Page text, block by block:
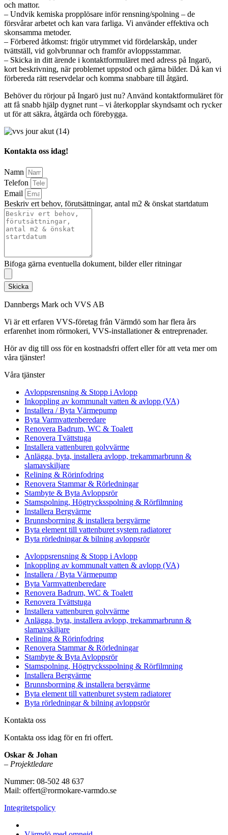
och mattor.
– Undvik kemiska propplösare inför rensning/spolning – de
försvårar arbetet och kan vara farliga. Vi använder effektiva och
skonsamma metoder.
– Förbered åtkomst: frigör utrymmet vid fördelarskåp, under
tvättställ, vid golvbrunnar och framför avloppsstammar.
– Skicka in ditt ärende i kontaktformuläret med adress på Ingarö,
kort beskrivning, när problemet uppstod och gärna bilder. Då kan vi
förbereda rätt reservdelar och komma snabbare till åtgärd.
Behöver du rörjour på Ingarö just nu? Använd kontaktformuläret för
att få snabb hjälp dygnet runt – vi återkopplar skyndsamt och rycker
ut för att säkra, åtgärda och förebygga.
Kontakta oss idag!
Namn
Telefon
Email
Beskriv ert behov, förutsättningar, antal m2 & önskat startdatum
Bifoga gärna eventuella dokument, bilder eller ritningar
Skicka
Dannbergs Mark och VVS AB
Vi är ett erfaren VVS-företag från Värmdö som har flera års
erfarenhet inom rörmokeri, VVS-installationer & entreprenader.
Hör av dig till oss för en kostnadsfri offert eller för att veta mer om
våra tjänster!
Våra tjänster
Avloppsrensning & Stopp i Avlopp
Inkoppling av kommunalt vatten & avlopp (VA)
Installera / Byta Värmepump
Byta Varmvattenberedare
Renovera Badrum, WC & Toalett
Renovera Tvättstuga
Installera vattenburen golvvärme
Anlägga, byta, installera avlopp, trekammarbrunn &
slamavskiljare
Relining & Rörinfodring
Renovera Stammar & Rörledningar
Stambyte & Byta Avloppsrör
Stamspolning, Högtrycksspolning & Rörfilmning
Installera Bergvärme
Brunnsborrning & installera bergvärme
Byta element till vattenburet system radiatorer
Byta rörledningar & bilning avloppsrör
Avloppsrensning & Stopp i Avlopp
Inkoppling av kommunalt vatten & avlopp (VA)
Installera / Byta Värmepump
Byta Varmvattenberedare
Renovera Badrum, WC & Toalett
Renovera Tvättstuga
Installera vattenburen golvvärme
Anlägga, byta, installera avlopp, trekammarbrunn &
slamavskiljare
Relining & Rörinfodring
Renovera Stammar & Rörledningar
Stambyte & Byta Avloppsrör
Stamspolning, Högtrycksspolning & Rörfilmning
Installera Bergvärme
Brunnsborrning & installera bergvärme
Byta element till vattenburet system radiatorer
Byta rörledningar & bilning avloppsrör
Kontakta oss
Kontakta oss idag för en fri offert.
Oskar & Johan
– Projektledare
Nummer: 08-502 48 637
Mail: offert@rormokare-varmdo.se
Integritetspolicy